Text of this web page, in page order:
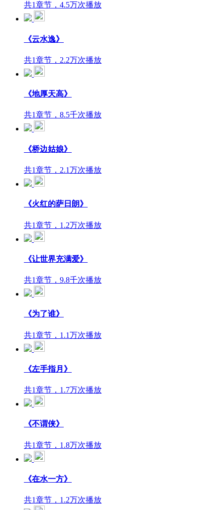
共1章节，4.5万次播放
《云水逸》
共1章节，2.2万次播放
《地厚天高》
共1章节，8.5千次播放
《桥边姑娘》
共1章节，2.1万次播放
《火红的萨日朗》
共1章节，1.2万次播放
《让世界充满爱》
共1章节，9.8千次播放
《为了谁》
共1章节，1.1万次播放
《左手指月》
共1章节，1.7万次播放
《不谓侠》
共1章节，1.8万次播放
《在水一方》
共1章节，1.2万次播放